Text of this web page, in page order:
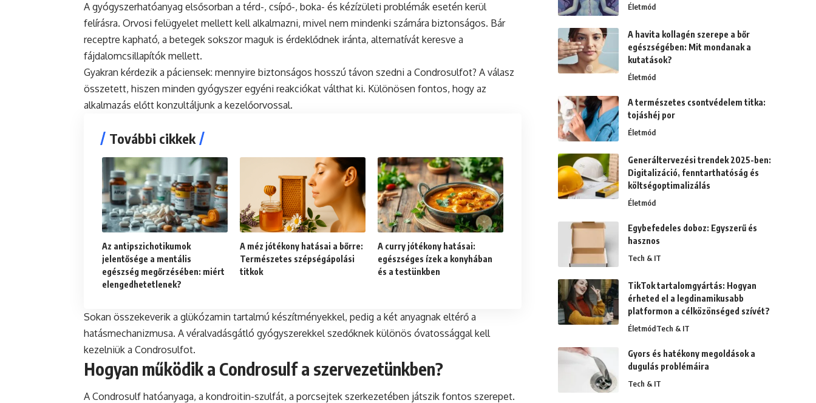
A gyógyszerhatóanyag elsősorban a térd-, csípő-, boka- és kézízületi problémák esetén kerül
felírásra. Orvosi felügyelet mellett kell alkalmazni, mivel nem mindenki számára biztonságos. Bár
receptre kapható, a betegek sokszor maguk is érdeklődnek iránta, alternatívát keresve a
fájdalomcsillapítók mellett.
Gyakran kérdezik a páciensek: mennyire biztonságos hosszú távon szedni a Condrosulfot? A válasz
összetett, hiszen minden gyógyszer egyéni reakciókat válthat ki. Különösen fontos, hogy az
alkalmazás előtt konzultáljunk a kezelőorvossal.
További cikkek
Az antipszichotikumok
jelentősége a mentális
egészség megőrzésében: miért
elengedhetetlenek?
A méz jótékony hatásai a bőrre:
Természetes szépségápolási
titkok
A curry jótékony hatásai:
egészséges ízek a konyhában
és a testünkben
Sokan összekeverik a glükózamin tartalmú készítményekkel, pedig a két anyagnak eltérő a
hatásmechanizmusa. A véralvadásgátló gyógyszerekkel szedőknek különös óvatossággal kell
kezelniük a Condrosulfot.
Hogyan működik a Condrosulf a szervezetünkben?
A Condrosulf hatóanyaga, a kondroitin-szulfát, a porcsejtek szerkezetében játszik fontos szerepet.
Életmód
A havita kollagén szerepe a bőr
egészségében: Mit mondanak a
kutatások?
Életmód
A természetes csontvédelem titka:
tojáshéj por
Életmód
Generáltervezési trendek 2025-ben:
Digitalizáció, fenntarthatóság és
költségoptimalizálás
Életmód
Egybefedeles doboz: Egyszerű és
hasznos
Tech & IT
TikTok tartalomgyártás: Hogyan
érheted el a legdinamikusabb
platformon a célközönséged szívét?
ÉletmódTech & IT
Gyors és hatékony megoldások a
dugulás problémáira
Tech & IT